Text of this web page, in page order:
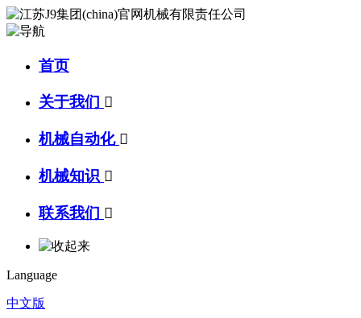
首页
关于我们 
机械自动化 
机械知识 
联系我们 
Language
中文版